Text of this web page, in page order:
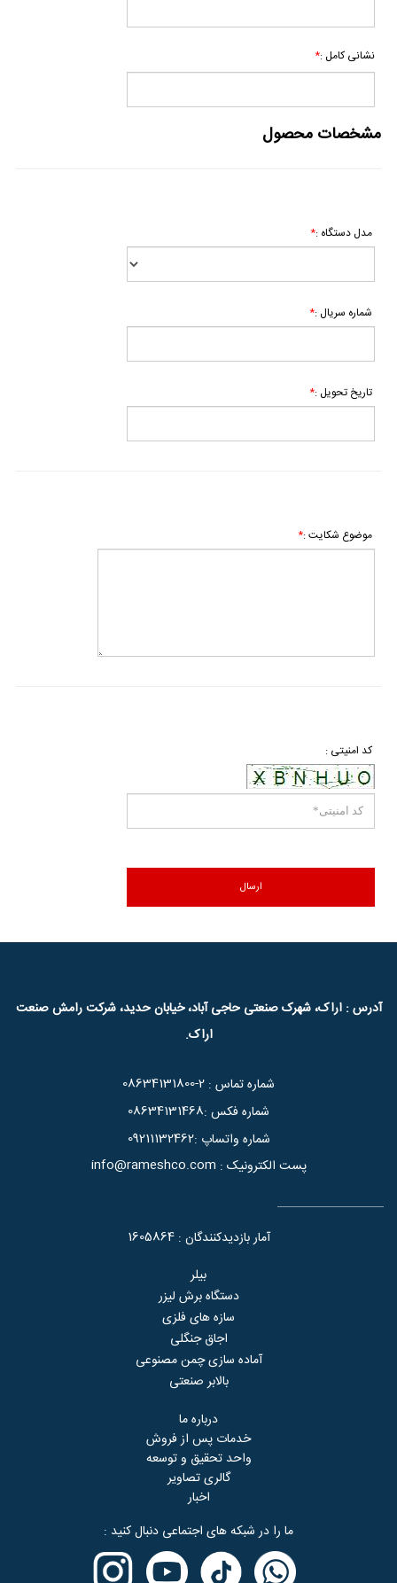
نشانی کامل :*
مشخصات محصول
مدل دستگاه :*
شماره سریال :*
تاریخ تحویل :*
موضوع شکایت :*
کد امنیتی :
آدرس : اراک، شهرک صنعتی حاجی آباد، خیابان حدید، شرکت رامش صنعت
اراک.
شماره تماس : 08634131800-2
شماره فکس :08634131468
شماره واتساپ :09211132462
پست الکترونیک : info@rameshco.com
آمار بازدیدکنندگان :1605864
بیلر
دستگاه برش لیزر
سازه های فلزی
اجاق جنگلی
آماده سازی چمن مصنوعی
بالابر صنعتی
درباره ما
خدمات پس از فروش
واحد تحقیق و توسعه
گالری تصاویر
اخبار
ما را در شبکه های اجتماعی دنبال کنید :